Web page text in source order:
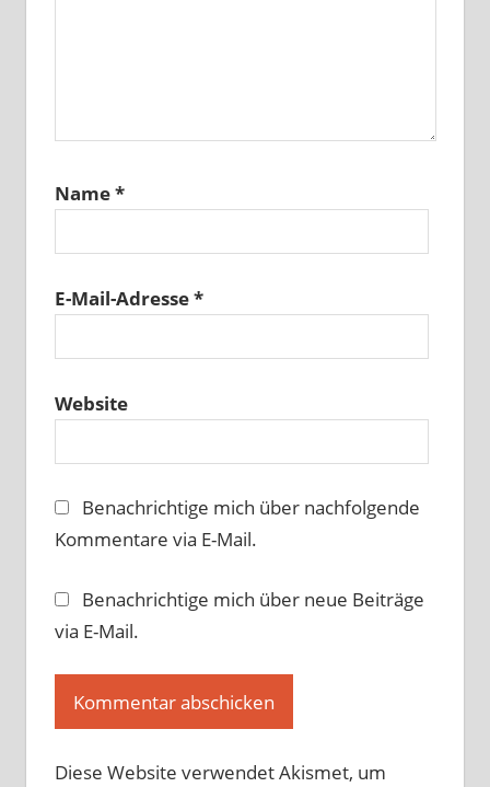
Name*
E-Mail-Adresse*
Website
Benachrichtige mich über nachfolgende
Kommentare via E-Mail.
Benachrichtige mich über neue Beiträge
via E-Mail.
Diese Website verwendet Akismet, um